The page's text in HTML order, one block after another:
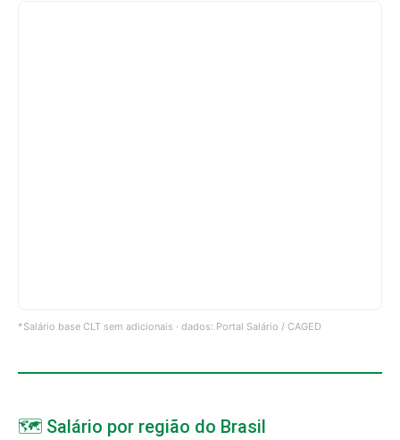
*Salário base CLT sem adicionais · dados: Portal Salário / CAGED
🗺️ Salário por região do Brasil